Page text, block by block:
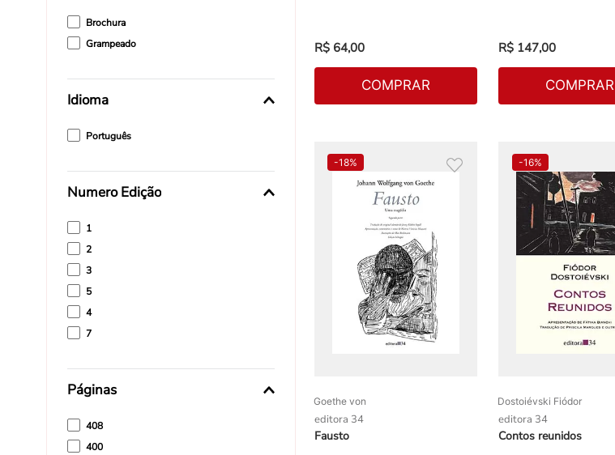
Brochura
Grampeado
Idioma
Português
Numero Edição
1
2
3
5
4
7
Páginas
408
400
R$ 64,00
COMPRAR
R$ 147,00
COMPRAR
-18%
Goethe von
editora 34
Fausto
-16%
Dostoiévski Fiódor
editora 34
Contos reunidos